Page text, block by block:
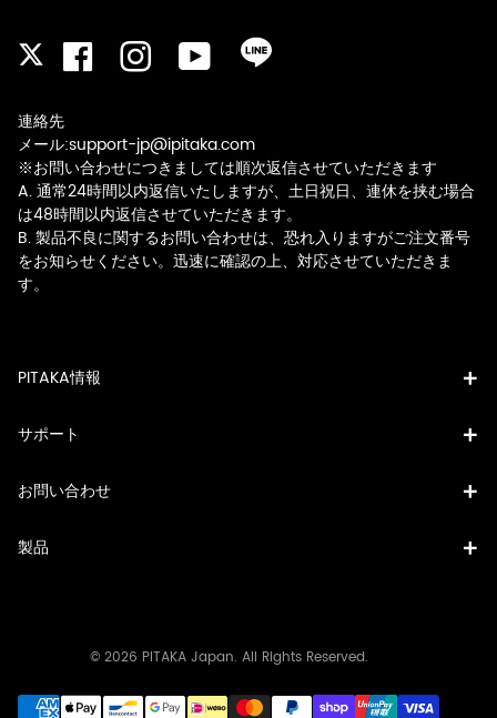
Twitter
FacebookInstagramYouTube
連絡先
メール:support-jp@ipitaka.com
※お問い合わせにつきましては順次返信させていただきます
A. 通常24時間以内返信いたしますが、土日祝日、連休を挟む場合
は48時間以内返信させていただきます。
B. 製品不良に関するお問い合わせは、恐れ入りますがご注文番号
をお知らせください。迅速に確認の上、対応させていただきま
す。
PITAKA情報
サポート
お問い合わせ
製品
© 2026 PITAKA Japan. All Rights Reserved.
決